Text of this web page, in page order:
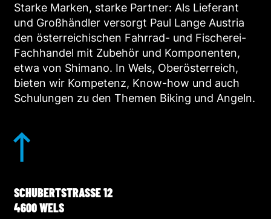
Starke Marken, starke Partner: Als Lieferant
und Großhändler versorgt Paul Lange Austria
den österreichischen Fahrrad- und Fischerei-
Fachhandel mit Zubehör und Komponenten,
etwa von Shimano. In Wels, Oberösterreich,
bieten wir Kompetenz, Know-how und auch
Schulungen zu den Themen Biking und Angeln.
SCHUBERTSTRASSE 12
4600 WELS